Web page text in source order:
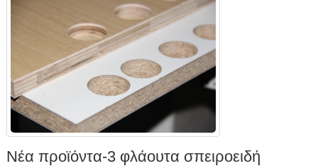
Νέα προϊόντα-3 φλάουτα σπειροειδή